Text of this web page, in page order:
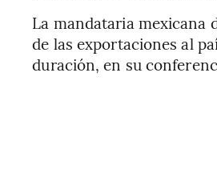
La mandataria mexicana
de las exportaciones al
duración, en su